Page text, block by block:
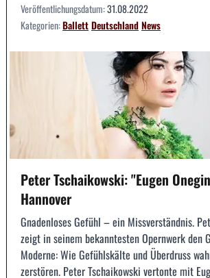
Veröffentlichungsdatum:31.08.2022
Kategorien:BallettDeutschlandNews
Peter Tschaikowski: "Eugen
Hannover
Gnadenloses Gefühl – ein Missverständnis.
zeigt in seinem bekanntesten Opernwerk den
Moderne: Wie Gefühlskälte und Überdruss
zerstören. Peter Tschaikowski vertonte mit